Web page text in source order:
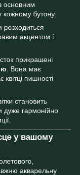
основним
бутону.
розходиться
акцентом і
прикрашені
. Вона має
пишності
становить
дуже гармонійно
у вашому
акварельну